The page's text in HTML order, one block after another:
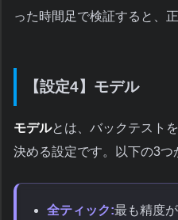
った時間足で検証すると、
【設定4】モデル
モデルとは、バックテスト
決める設定です。以下の3つ
全ティック:最も精度